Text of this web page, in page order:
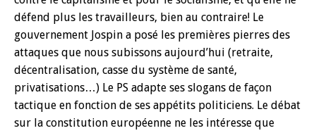
défend plus les travailleurs, bien au contraire! Le
gouvernement Jospin a posé les premières pierres des
attaques que nous subissons aujourd’hui (retraite,
décentralisation, casse du système de santé,
privatisations…) Le PS adapte ses slogans de façon
tactique en fonction de ses appétits politiciens. Le débat
sur la constitution européenne ne les intéresse que